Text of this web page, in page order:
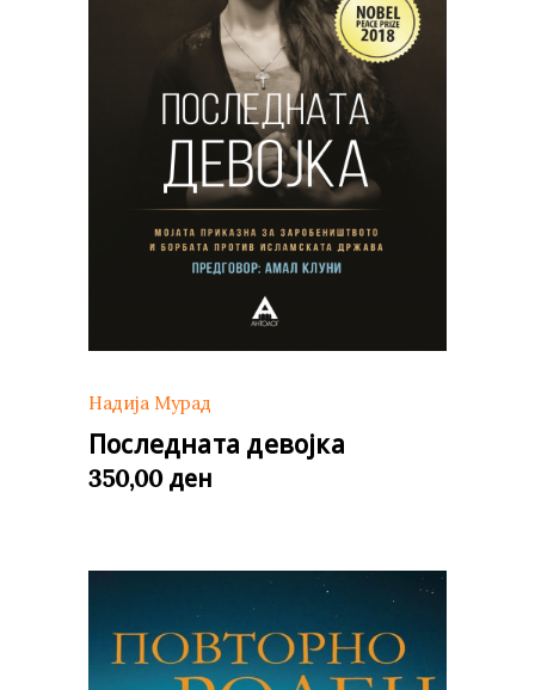
Надија Мурад
Последната девојка
350,00 ден